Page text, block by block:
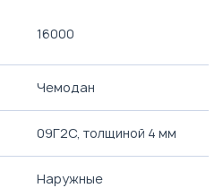
16000
Чемодан
09Г2С, толщиной 4 мм
Наружные